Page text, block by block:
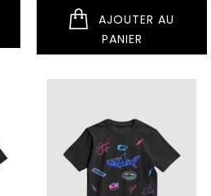
PANIER